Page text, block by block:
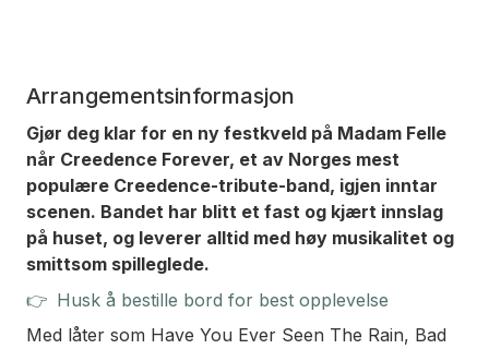
Arrangementsinformasjon
Gjør deg klar for en ny festkveld på Madam Felle
når Creedence Forever, et av Norges mest
populære Creedence-tribute-band, igjen inntar
scenen. Bandet har blitt et fast og kjært innslag
på huset, og leverer alltid med høy musikalitet og
smittsom spilleglede.
👉 Husk å bestille bord for best opplevelse
Med låter som Have You Ever Seen The Rain, Bad